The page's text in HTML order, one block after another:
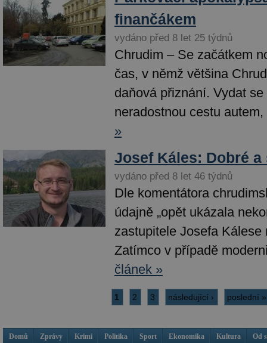
finančákem
vydáno před 8 let 25 týdnů
Chrudim – Se začátkem
čas, v němž většina
daňová přiznání. Vydat se
neradostnou cestu
»
Josef Káles: Dobré a
vydáno před 8 let 46 týdnů
Dle komentátora
údajně „opět ukázala
zastupitele Josefa Kálese
Zatímco v případě
článek »
1 2 3 následující › poslední »
Domů Zprávy Krimi Politika Sport Ekonomika Kultura Od